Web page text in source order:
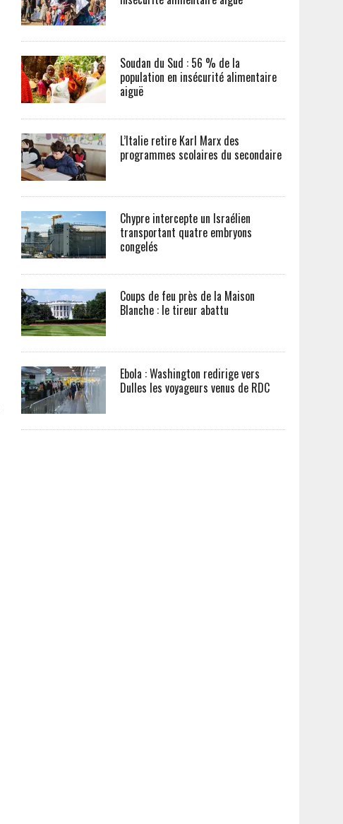
Soudan du Sud : 56 % de la
population en insécurité alimentaire
aiguë
L’Italie retire Karl Marx des
programmes scolaires du secondaire
Chypre intercepte un Israélien
transportant quatre embryons
congelés
Coups de feu près de la Maison
Blanche : le tireur abattu
Ebola : Washington redirige vers
Dulles les voyageurs venus de RDC